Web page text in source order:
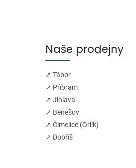
Naše prodejny
↗ Tábor
↗ Příbram
↗ Jihlava
↗ Benešov
↗ Čimelice (Orlík)
↗ Dobříš